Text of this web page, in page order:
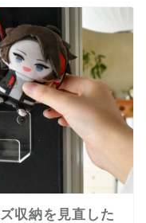
収納を見直した